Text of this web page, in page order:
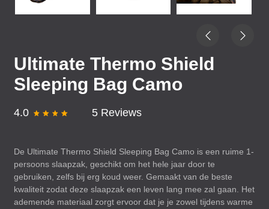
Ultimate Thermo Shield
Sleeping Bag Camo
4.0 5 Reviews
De Ultimate Thermo Shield Sleeping Bag Camo is een ruime 1-
persoons slaapzak, geschikt om het hele jaar door te
gebruiken, zelfs bij erg koud weer. Gemaakt van de beste
kwaliteit zodat deze slaapzak een leven lang mee zal gaan. Het
ademende materiaal zorgt ervoor dat je je zowel tijdens warme